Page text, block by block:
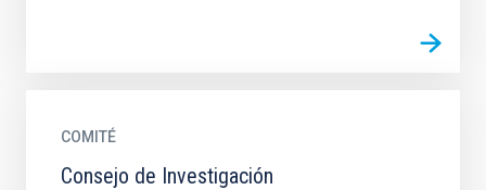
COMITÉ
Consejo de Investigación